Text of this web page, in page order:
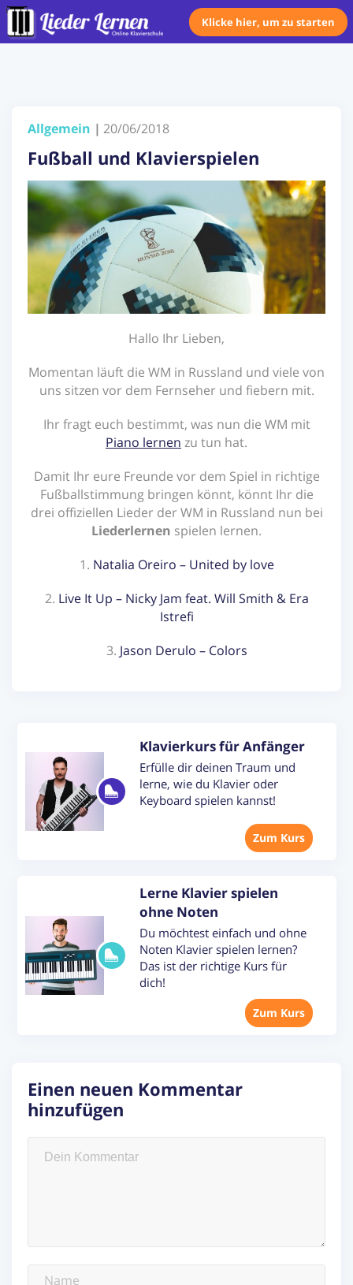
Klicke hier, um zu starten
Preise
Ukulele Unterricht
Lieder sortiert nach...
FAQ
Jetzt Abonnieren
Allgemein | 20/06/2018
Fußball und Klavierspielen
Hallo Ihr Lieben,
Momentan läuft die WM in Russland und viele von
uns sitzen vor dem Fernseher und fiebern mit.
Ihr fragt euch bestimmt, was nun die WM mit
Piano lernen zu tun hat.
Damit Ihr eure Freunde vor dem Spiel in richtige
Fußballstimmung bringen könnt, könnt Ihr die
drei offiziellen Lieder der WM in Russland nun bei
Liederlernen spielen lernen.
1. Natalia Oreiro – United by love
2. Live It Up – Nicky Jam feat. Will Smith & Era
Istrefi
3. Jason Derulo – Colors
Klavierkurs für Anfänger
Erfülle dir deinen Traum und
lerne, wie du Klavier oder
Keyboard spielen kannst!
Zum Kurs
Lerne Klavier spielen
ohne Noten
Du möchtest einfach und ohne
Noten Klavier spielen lernen?
Das ist der richtige Kurs für
dich!
Zum Kurs
Einen neuen Kommentar
hinzufügen